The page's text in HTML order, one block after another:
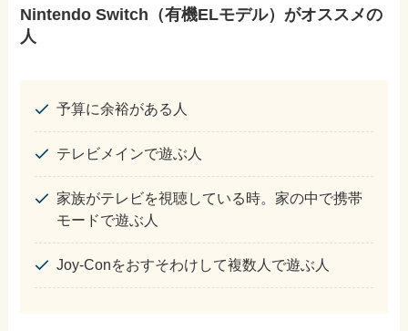
Nintendo Switch（有機ELモデル）がオススメの
人
予算に余裕がある人
テレビメインで遊ぶ人
家族がテレビを視聴している時。家の中で携帯
モードで遊ぶ人
Joy-Conをおすそわけして複数人で遊ぶ人